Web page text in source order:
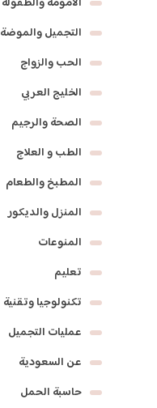
التجميل والموضة
الحب والزواج
الخليج العربي
الصحة والرجيم
الطب و العلاج
المطبخ والطعام
المنزل والديكور
المنوعات
تعليم
تكنولوجيا وتقنية
عمليات التجميل
عن السعودية
حاسبة الحمل